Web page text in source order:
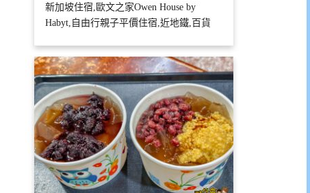
新加坡住宿,歐文之家Owen House by
Habyt,自由行親子平價住宿,近地鐵,百貨